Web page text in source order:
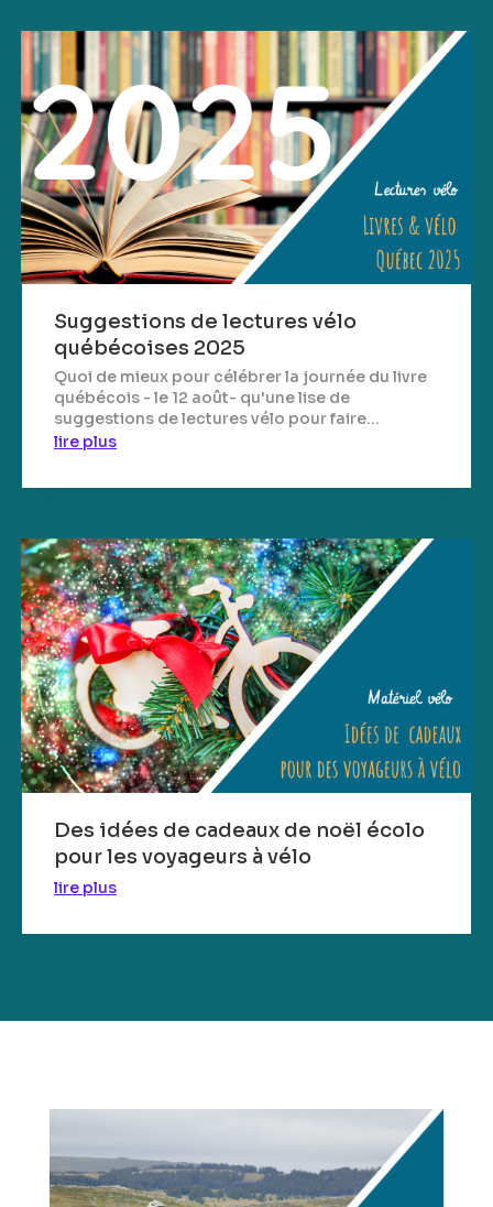
Suggestions de lectures vélo
québécoises 2025
Quoi de mieux pour célébrer la journée du livre
québécois - le 12 août- qu'une lise de
suggestions de lectures vélo pour faire...
lire plus
Des idées de cadeaux de noël écolo
pour les voyageurs à vélo
lire plus